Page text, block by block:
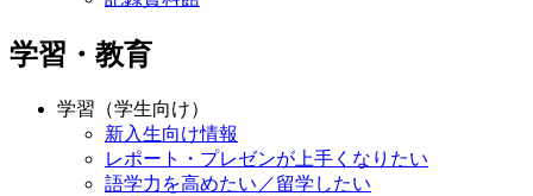
学習・教育
学習（学生向け）
新入生向け情報
レポート・プレゼンが上手くなりたい
語学力を高めたい／留学したい